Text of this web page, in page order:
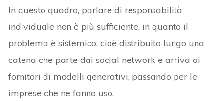
In questo quadro, parlare di responsabilità
individuale non è più sufficiente, in quanto il
problema è sistemico, cioè distribuito lungo una
catena che parte dai social network e arriva ai
fornitori di modelli generativi, passando per le
imprese che ne fanno uso.